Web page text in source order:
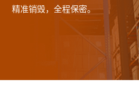
精准销毁，全程保密。